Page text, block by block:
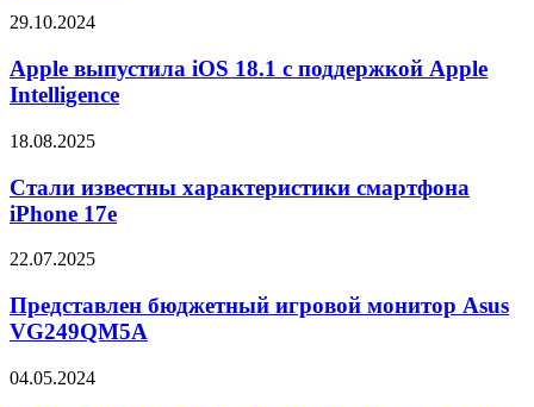
27E3U7903
Apple
iOS
18.1
с
Apple
29.10.2024
Apple выпустила iOS 18.1 с поддержкой Apple
Intelligence
Стали
характеристики
смартфона
iPhone
18.08.2025
Стали известны характеристики смартфона
iPhone 17e
Представлен
игровой
монитор
Asus
22.07.2025
Представлен бюджетный игровой монитор Asus
VG249QM5A
Смартфон
04.05.2024